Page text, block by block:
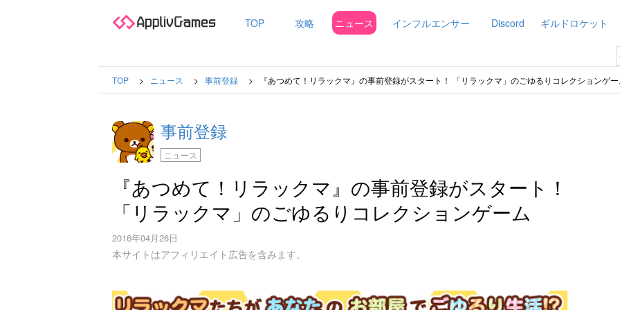
TOP 攻略 ニュース インフルエンサー Discord ギルドロケット
TOP ニュース 事前登録 『あつめて！リラックマ』の事前登録がスタート！ 「リラックマ」のごゆるりコレクションゲ
事前登録
ニュース
『あつめて！リラックマ』の事前登録がスタート！
「リラックマ」のごゆるりコレクションゲーム
2016年04月26日
本サイトはアフィリエイト広告を含みます。